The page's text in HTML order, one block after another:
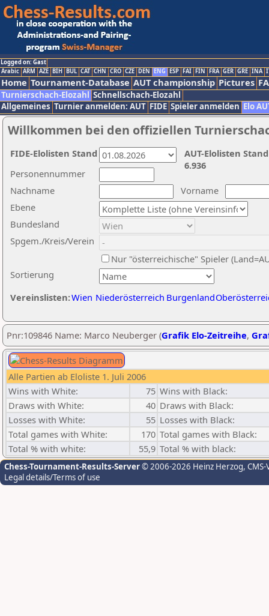
Logged on: Gast
Arabic ARM AZE BIH BUL CAT CHN CRO CZE DEN ENG ESP FAI FIN FRA GER GRE INA
Home Tournament-Database AUT championship Pictures
Turnierschach-Elozahl Schnellschach-Elozahl
Allgemeines Turnier anmelden: AUT FIDE Spieler anmelden Elo
Willkommen bei den offiziellen
Nachname
Vorname
Ebene
Sortierung
Personennummer
Bundesland
Spgem./Kreis/Verein
Nur "österreichische" Spieler
Vereinslisten:Wien Niederösterreich Burgenland
AUT-Elolisten
6.936
FIDE-Elolisten Stand
Pnr:109846 Name: Marco Neuberger (Grafik Elo-Zeitreihe,
Alle Partien ab Eloliste 1. Juli 2006
Wins with White:
75 Wins with Black:
Draws with White:
40 Draws with Black:
Losses with White:
55 Losses with Black:
Total games with White:
170 Total games with Black:
Total % with white:
55,9 Total % with black:
Chess-Tournament-Results-Server© 2006-2026 Heinz Herzog,
Legal details/Terms of use